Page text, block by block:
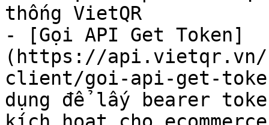
thống VietQR
- [Gọi API Get Token]
(https://api.vietqr.vn/
client/goi-api-get-
dụng để lấy bearer